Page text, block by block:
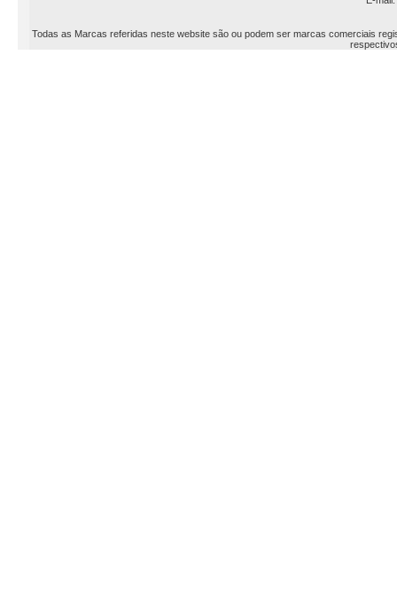
Todas as Marcas referidas neste website são ou podem ser marcas comerciais